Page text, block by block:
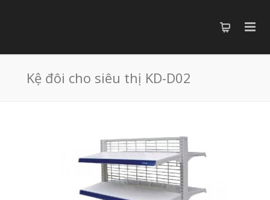
Kệ đôi cho siêu thị KD-D02